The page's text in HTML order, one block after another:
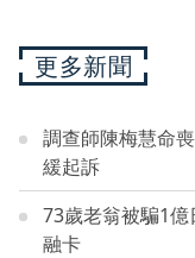
更多新聞
調查師陳梅慧命
緩起訴
73歲老翁被騙1
融卡